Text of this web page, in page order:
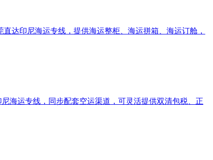
达印尼海运专线，提供海运整柜、海运拼箱、海运订舱，
海运专线，同步配套空运渠道，可灵活提供双清包税、正